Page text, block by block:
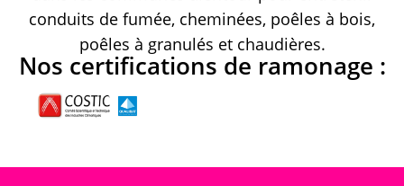
conduits de fumée, cheminées, poêles à bois,
poêles à granulés et chaudières.
Nos certifications de ramonage :